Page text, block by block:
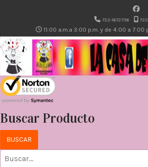
722-1672736
11:00 a.m.a 3:00 p.m. y de 4:00 a 7:00
Buscar Producto